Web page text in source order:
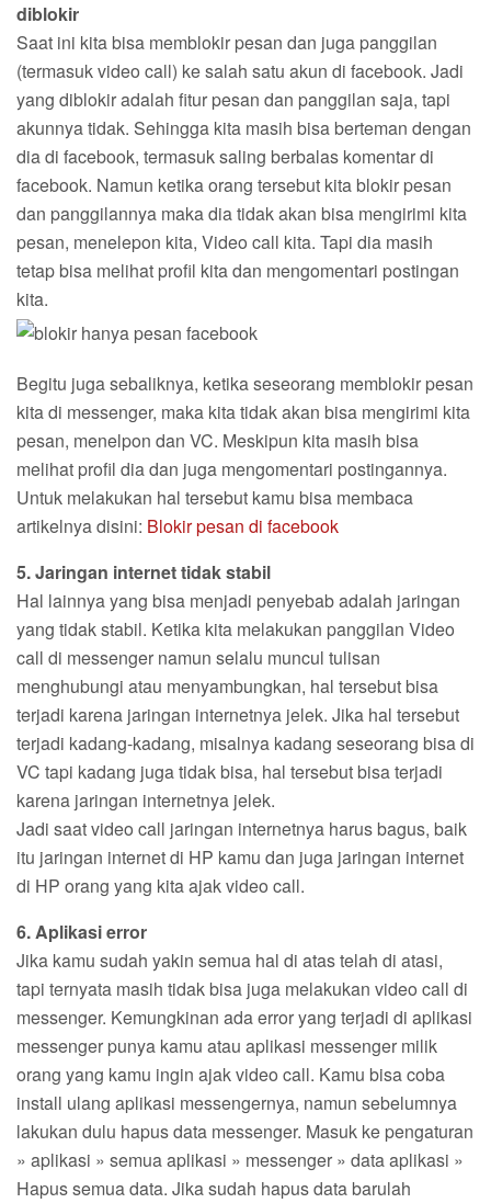
diblokir
Saat ini kita bisa memblokir pesan dan juga panggilan
(termasuk video call) ke salah satu akun di facebook. Jadi
yang diblokir adalah fitur pesan dan panggilan saja, tapi
akunnya tidak. Sehingga kita masih bisa berteman dengan
dia di facebook, termasuk saling berbalas komentar di
facebook. Namun ketika orang tersebut kita blokir pesan
dan panggilannya maka dia tidak akan bisa mengirimi kita
pesan, menelepon kita, Video call kita. Tapi dia masih
tetap bisa melihat profil kita dan mengomentari postingan
kita.
Begitu juga sebaliknya, ketika seseorang memblokir pesan
kita di messenger, maka kita tidak akan bisa mengirimi kita
pesan, menelpon dan VC. Meskipun kita masih bisa
melihat profil dia dan juga mengomentari postingannya.
Untuk melakukan hal tersebut kamu bisa membaca
artikelnya disini: Blokir pesan di facebook
5. Jaringan internet tidak stabil
Hal lainnya yang bisa menjadi penyebab adalah jaringan
yang tidak stabil. Ketika kita melakukan panggilan Video
call di messenger namun selalu muncul tulisan
menghubungi atau menyambungkan, hal tersebut bisa
terjadi karena jaringan internetnya jelek. Jika hal tersebut
terjadi kadang-kadang, misalnya kadang seseorang bisa di
VC tapi kadang juga tidak bisa, hal tersebut bisa terjadi
karena jaringan internetnya jelek.
Jadi saat video call jaringan internetnya harus bagus, baik
itu jaringan internet di HP kamu dan juga jaringan internet
di HP orang yang kita ajak video call.
6. Aplikasi error
Jika kamu sudah yakin semua hal di atas telah di atasi,
tapi ternyata masih tidak bisa juga melakukan video call di
messenger. Kemungkinan ada error yang terjadi di aplikasi
messenger punya kamu atau aplikasi messenger milik
orang yang kamu ingin ajak video call. Kamu bisa coba
install ulang aplikasi messengernya, namun sebelumnya
lakukan dulu hapus data messenger. Masuk ke pengaturan
» aplikasi » semua aplikasi » messenger » data aplikasi »
Hapus semua data. Jika sudah hapus data barulah